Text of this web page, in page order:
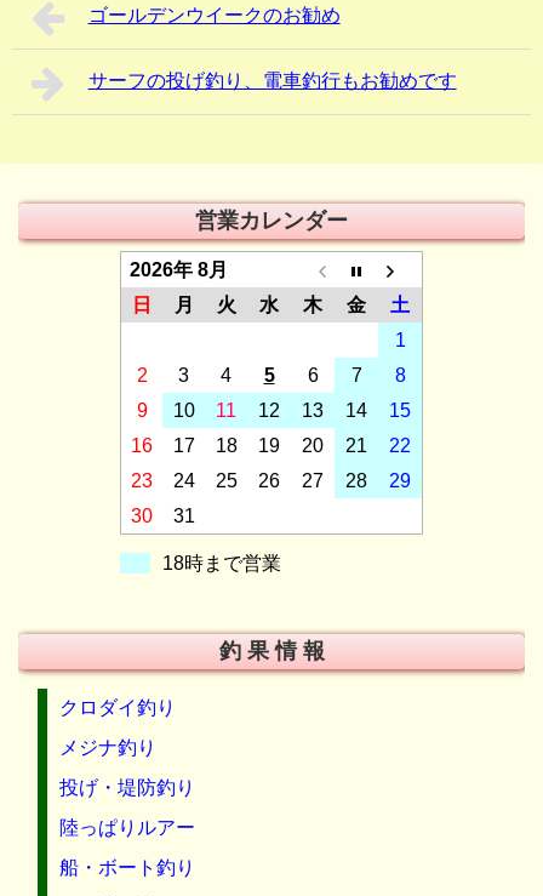
ゴールデンウイークのお勧め
サーフの投げ釣り、電車釣行もお勧めです
営業カレンダー
2026年 8月
日
月 火 水 木 金
土
1
2
3 4 5 6 7
8
9
10 11 12 13 14
15
16
17 18 19 20 21
22
23
24 25 26 27 28
29
30
31
18時まで営業
釣 果 情 報
クロダイ釣り
メジナ釣り
投げ・堤防釣り
陸っぱりルアー
船・ボート釣り